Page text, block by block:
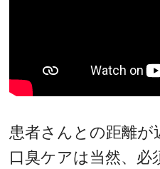
患者さんとの距離が
口臭ケアは当然、必